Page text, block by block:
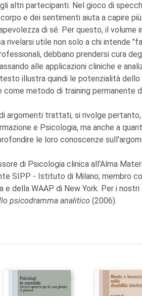
altri partecipanti. Nel gioco di
e dei sentimenti aiuta a capire più
di sé. Per questo, il volume
rivelarsi utile non solo a chi intende
debbano prendersi cura
alle applicazioni cliniche e
illustra quindi le potenzialità dello
metodo di training permanente
argomenti trattati, si rivolge pertanto,
e Psicologia, ma anche a
le loro conoscenze
di Psicologia clinica all'Alma Mater
SIPP - Istituto di Milano; membro
della WAAP di New York. Per i nostri
psicodramma analitico (2006).